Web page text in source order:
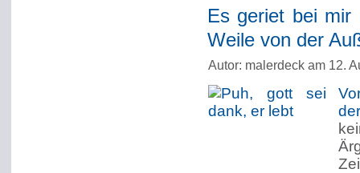
Es geriet bei mir
Weile von der
Autor: malerdeck am 12.